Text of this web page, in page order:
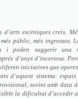
d’arts escèniques creix.
públic, més ingressos.
i poden suggerir una
d’anys d’incertesa.
iniciatives que
d’aquest sistema:
sovint amb data
la dificultat d’accedir